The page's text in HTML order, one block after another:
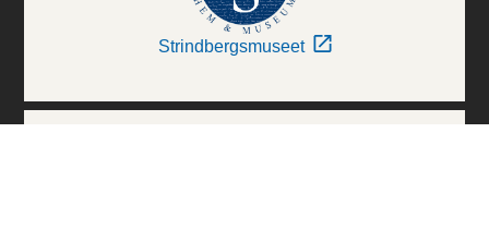
Strindbergsmuseet